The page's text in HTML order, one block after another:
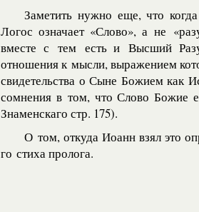
Заметить нужно еще, что
Логос означает «Слово», а не
вместе с тем есть и Высший
отношения к мысли, выражением
свидетельства о Сыне Божием как
сомнения в том, что Слово Божие
Знаменскаго стр. 175).
О том, откуда Иоанн взял это
го стиха пролога.